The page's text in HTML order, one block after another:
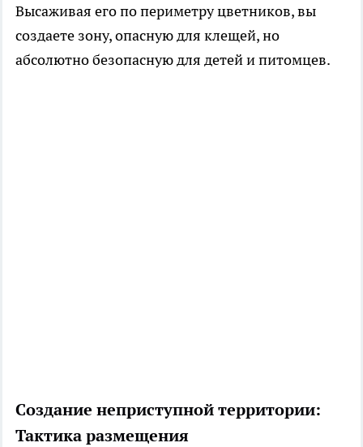
Высаживая его по периметру цветников, вы
создаете зону, опасную для клещей, но
абсолютно безопасную для детей и питомцев.
Создание неприступной территории:
Тактика размещения